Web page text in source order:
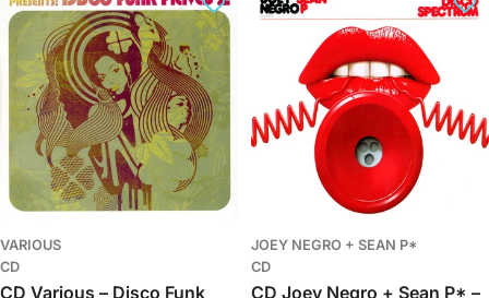
a
VARIOUS
CD
CD Various – Disco Funk
JOEY NEGRO + SEAN P*
CD
CD Joey Negro + Sean P* –